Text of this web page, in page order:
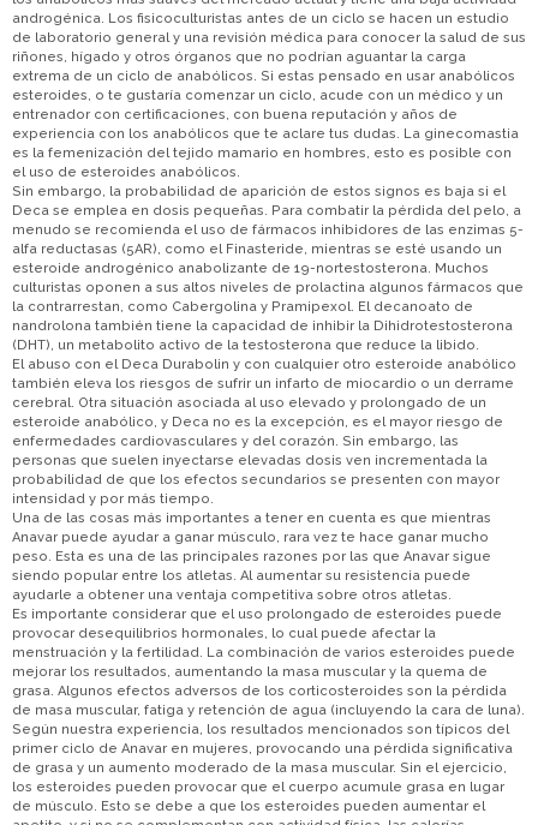
androgénica. Los fisicoculturistas antes de un ciclo se hacen un estudio
de laboratorio general y una revisión médica para conocer la salud de sus
riñones, hígado y otros órganos que no podrían aguantar la carga
extrema de un ciclo de anabólicos. Si estas pensado en usar anabólicos
esteroides, o te gustaría comenzar un ciclo, acude con un médico y un
entrenador con certificaciones, con buena reputación y años de
experiencia con los anabólicos que te aclare tus dudas. La ginecomastia
es la femenización del tejido mamario en hombres, esto es posible con
el uso de esteroides anabólicos.
Sin embargo, la probabilidad de aparición de estos signos es baja si el
Deca se emplea en dosis pequeñas. Para combatir la pérdida del pelo, a
menudo se recomienda el uso de fármacos inhibidores de las enzimas 5-
alfa reductasas (5AR), como el Finasteride, mientras se esté usando un
esteroide androgénico anabolizante de 19-nortestosterona. Muchos
culturistas oponen a sus altos niveles de prolactina algunos fármacos que
la contrarrestan, como Cabergolina y Pramipexol. El decanoato de
nandrolona también tiene la capacidad de inhibir la Dihidrotestosterona
(DHT), un metabolito activo de la testosterona que reduce la libido.
El abuso con el Deca Durabolin y con cualquier otro esteroide anabólico
también eleva los riesgos de sufrir un infarto de miocardio o un derrame
cerebral. Otra situación asociada al uso elevado y prolongado de un
esteroide anabólico, y Deca no es la excepción, es el mayor riesgo de
enfermedades cardiovasculares y del corazón. Sin embargo, las
personas que suelen inyectarse elevadas dosis ven incrementada la
probabilidad de que los efectos secundarios se presenten con mayor
intensidad y por más tiempo.
Una de las cosas más importantes a tener en cuenta es que mientras
Anavar puede ayudar a ganar músculo, rara vez te hace ganar mucho
peso. Esta es una de las principales razones por las que Anavar sigue
siendo popular entre los atletas. Al aumentar su resistencia puede
ayudarle a obtener una ventaja competitiva sobre otros atletas.
Es importante considerar que el uso prolongado de esteroides puede
provocar desequilibrios hormonales, lo cual puede afectar la
menstruación y la fertilidad. La combinación de varios esteroides puede
mejorar los resultados, aumentando la masa muscular y la quema de
grasa. Algunos efectos adversos de los corticosteroides son la pérdida
de masa muscular, fatiga y retención de agua (incluyendo la cara de luna).
Según nuestra experiencia, los resultados mencionados son típicos del
primer ciclo de Anavar en mujeres, provocando una pérdida significativa
de grasa y un aumento moderado de la masa muscular. Sin el ejercicio,
los esteroides pueden provocar que el cuerpo acumule grasa en lugar
de músculo. Esto se debe a que los esteroides pueden aumentar el